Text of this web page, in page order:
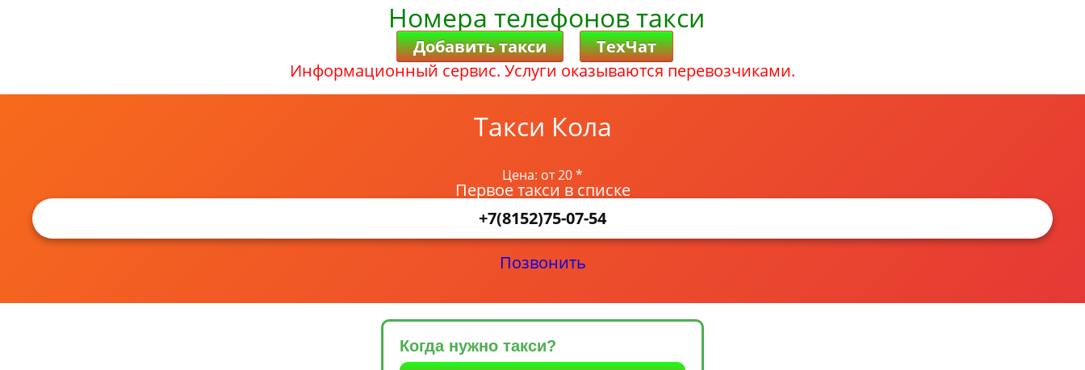
Номера телефонов такси
Добавить такси
ТехЧат
Информационный сервис. Услуги оказываются перевозчиками.
Такси Кола
Цена: от 20 *
Первое такси в списке
+7(8152)75-07-54
Позвонить
Когда нужно такси?